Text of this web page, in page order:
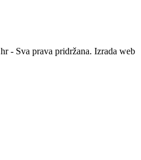
- Sva prava pridržana. Izrada web